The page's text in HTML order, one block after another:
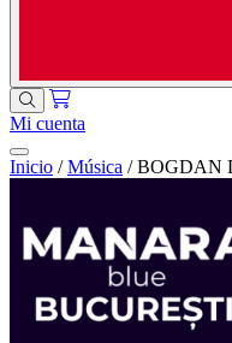
Mi cuenta
Inicio / Música / BOGDAN